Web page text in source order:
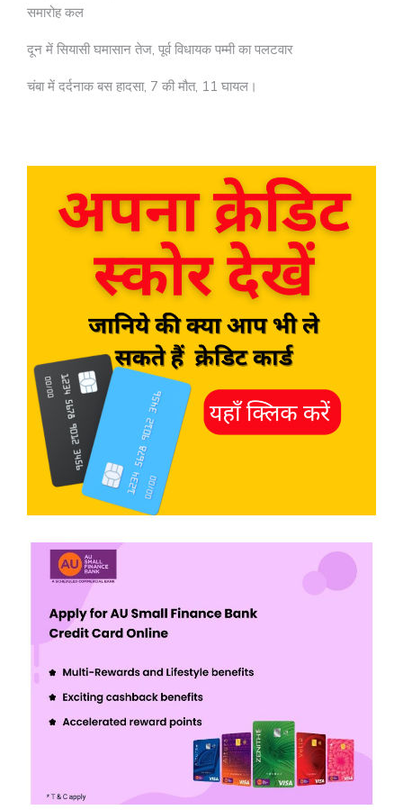
समारोह कल
दून में सियासी घमासान तेज, पूर्व विधायक पम्मी का पलटवार
चंबा में दर्दनाक बस हादसा, 7 की मौत, 11 घायल।